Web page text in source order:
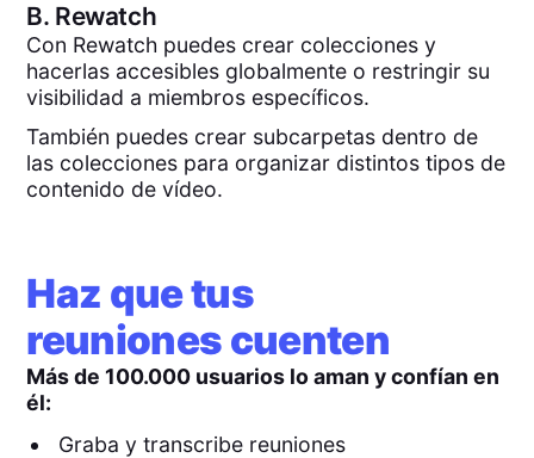
B. Rewatch
Con Rewatch puedes crear colecciones y
hacerlas accesibles globalmente o restringir su
visibilidad a miembros específicos.
También puedes crear subcarpetas dentro de
las colecciones para organizar distintos tipos de
contenido de vídeo.
Haz que tus
reuniones cuenten
Más de 100.000 usuarios lo aman y confían en
él:
Graba y transcribe reuniones